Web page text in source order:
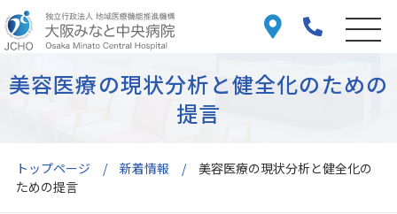
トップページ 新着情報
美容医療の現状分析と健全化の
ための提言
美容医療の現状分析と健全化のための
提言